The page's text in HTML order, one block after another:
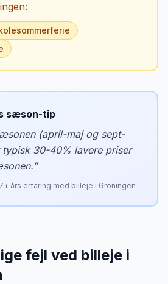
:
sæson-tip
(april-maj og sept-
30-40% lavere priser
”
+ års erfaring med billeje i Groningen
fejl ved billeje i